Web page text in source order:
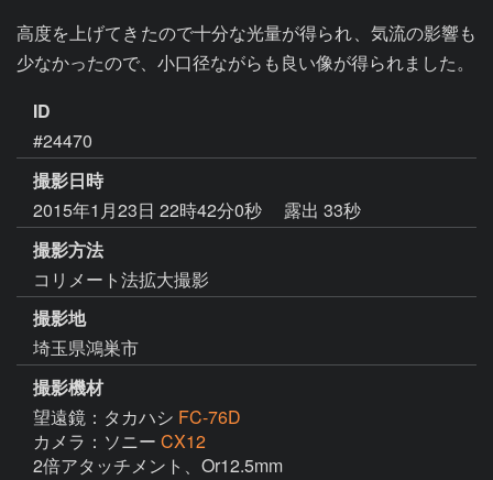
高度を上げてきたので十分な光量が得られ、気流の影響も
少なかったので、小口径ながらも良い像が得られました。
ID
#24470
撮影日時
2015年1月23日 22時42分0秒
露出 33秒
撮影方法
コリメート法拡大撮影
撮影地
埼玉県鴻巣市
撮影機材
望遠鏡：タカハシ FC-76D
カメラ：ソニー CX12
2倍アタッチメント、Or12.5mm